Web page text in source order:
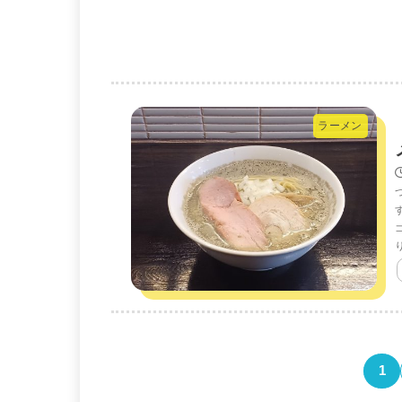
ラーメン
1